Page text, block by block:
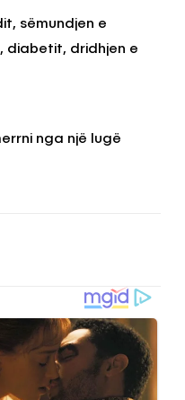
sëmundjen e
diabetit, dridhjen e
nga një lugë